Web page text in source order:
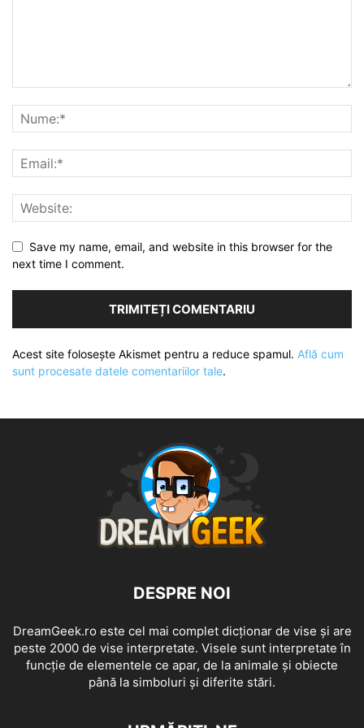
Save my name, email, and website in this browser for the
next time I comment.
Acest site folosește Akismet pentru a reduce spamul. Află cum
sunt procesate datele comentariilor tale.
DESPRE NOI
DreamGeek.ro este cel mai complet dicționar de vise și are
peste 2000 de vise interpretate. Visele sunt interpretate în
funcție de elementele ce apar, de la animale și obiecte
până la simboluri și diferite stări.